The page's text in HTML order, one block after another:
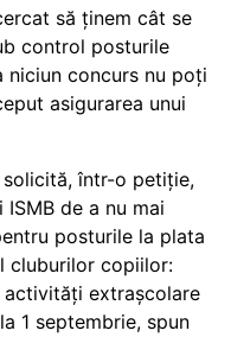
să ținem cât se
control posturile
concurs nu poți
asigurarea unui
într-o petiție,
de a nu mai
posturile la plata
cluburilor copiilor:
extrașcolare
1 septembrie, spun